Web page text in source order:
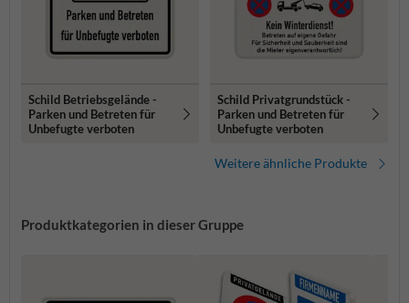
Schild Betriebsgelände -
Parken und Betreten für
Unbefugte verboten
Schild Privatgrundstück -
Parken und Betreten für
Unbefugte verboten
Weitere ähnliche Produkte
Produktkategorien in dieser Gruppe